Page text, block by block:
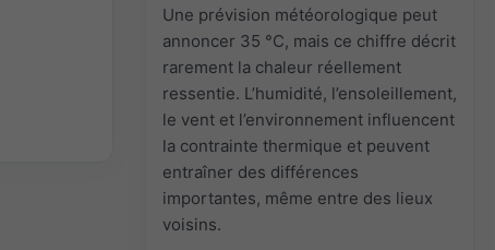
Une prévision météorologique peut
annoncer 35 °C, mais ce chiffre décrit
rarement la chaleur réellement
ressentie. L’humidité, l’ensoleillement,
le vent et l’environnement influencent
la contrainte thermique et peuvent
entraîner des différences
importantes, même entre des lieux
voisins.